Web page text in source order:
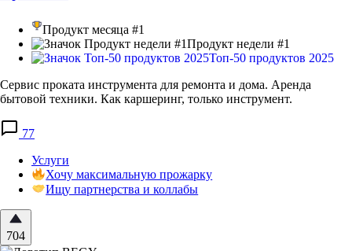
Продукт месяца #1
Продукт недели #1
Топ-50 продуктов 2025
Сервис проката инструмента для ремонта и дома. Аренда
бытовой техники. Как каршеринг, только инструмент.
77
Услуги
Хочу максимальную прожарку
Ищу партнерства и коллабы
704